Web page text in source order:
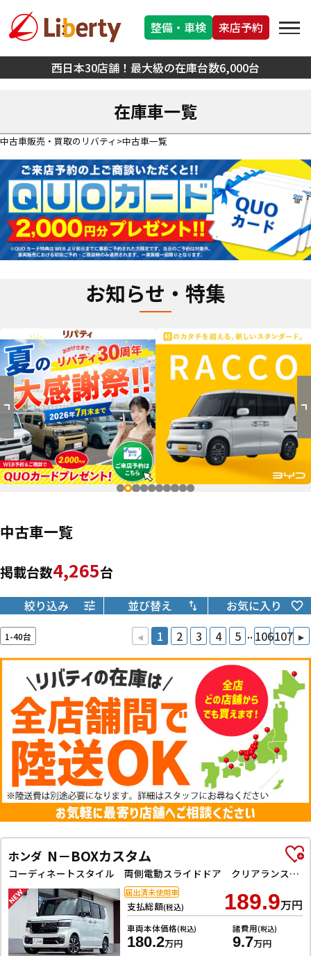
西日本30店舗！最大級の在庫台数6,000台
整備・車検 来店予約
在庫車一覧
中古車販売・買取のリバティ 中古車一覧
お知らせ・特集
中古車一覧
掲載台数4,265台
絞り込み 並び替え お気に入り
1-40台 ◂ 1 2 3 4 5 .. 106107 ▸
ホンダ N－BOXカスタム
コーディネートスタイル 両側電動スライドドア クリアランスソナー オートクルーズコントロール レーンアシスト オートライト スマートキー アイドリングストップ 電動格納ミラー ベンチシート CVT ESC
支払総額(税込) 189.9万円
車両本体価格(税込)
180.2万円
諸費用(税込)
9.7万円
届出済未使用車